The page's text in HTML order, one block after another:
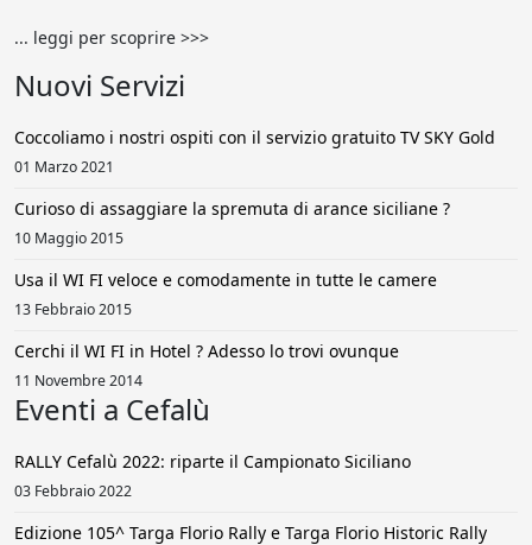
... leggi per scoprire >>>
Nuovi Servizi
Coccoliamo i nostri ospiti con il servizio gratuito TV SKY Gold
01 Marzo 2021
Curioso di assaggiare la spremuta di arance siciliane ?
10 Maggio 2015
Usa il WI FI veloce e comodamente in tutte le camere
13 Febbraio 2015
Cerchi il WI FI in Hotel ? Adesso lo trovi ovunque
11 Novembre 2014
Eventi a Cefalù
RALLY Cefalù 2022: riparte il Campionato Siciliano
03 Febbraio 2022
Edizione 105^ Targa Florio Rally e Targa Florio Historic Rally